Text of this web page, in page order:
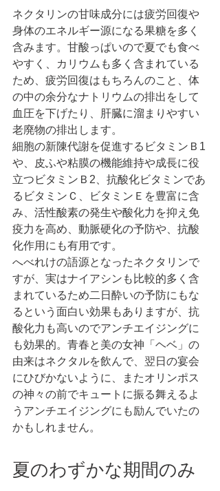
ネクタリンの甘味成分には疲労回復や
身体のエネルギー源になる果糖を多く
含みます。甘酸っぱいので夏でも食べ
やすく、カリウムも多く含まれている
ため、疲労回復はもちろんのこと、体
の中の余分なナトリウムの排出をして
血圧を下げたり、肝臓に溜まりやすい
老廃物の排出します。
細胞の新陳代謝を促進するビタミンＢ1
や、皮ふや粘膜の機能維持や成長に役
立つビタミンＢ2、抗酸化ビタミンであ
るビタミンＣ、ビタミンＥを豊富に含
み、活性酸素の発生や酸化力を抑え免
疫力を高め、動脈硬化の予防や、抗酸
化作用にも有用です。
へべれけの語源となったネクタリンで
すが、実はナイアシンも比較的多く含
まれているため二日酔いの予防にもな
るという面白い効果もありますが、抗
酸化力も高いのでアンチエイジングに
も効果的。青春と美の女神「ヘベ」の
由来はネクタルを飲んで、翌日の宴会
にひびかないように、またオリンポス
の神々の前でキュートに振る舞えるよ
うアンチエイジングにも励んでいたの
かもしれません。
夏のわずかな期間のみ